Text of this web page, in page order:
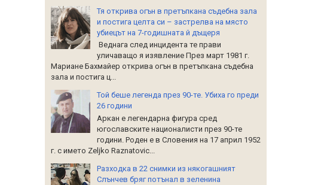
Тя открива огън в претъпкана съдебна зала
и постига целта си – застрелва на място
убиецът на 7-годишната й дъщеря
Веднага след инцидента те прави
уличаващо я изявление През март 1981 г.
Мариане Бахмайер открива огън в претъпкана съдебна
зала и постига ц...
Той беше легенда през 90-те. Убиха го преди
26 години
Аркан е легендарна фигура сред
югославските националисти през 90-те
години. Роден е в Словения на 17 април 1952
г. с името Zeljko Raznatoviс...
Разходка в 22 снимки из някогашният
Слънчев бряг потънал в зеленина